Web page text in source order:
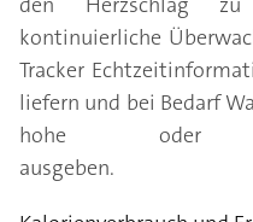
kontinuierliche
Tracker
liefern und bei Bedarf
hohe oder